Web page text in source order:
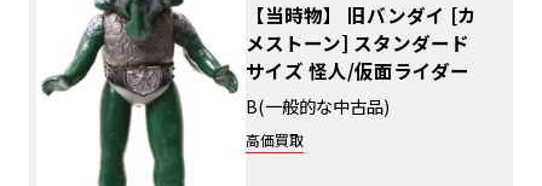
【当時物】 旧バンダイ [カ
メストーン] スタンダード
サイズ 怪人/仮面ライダー
B(一般的な中古品)
高価買取